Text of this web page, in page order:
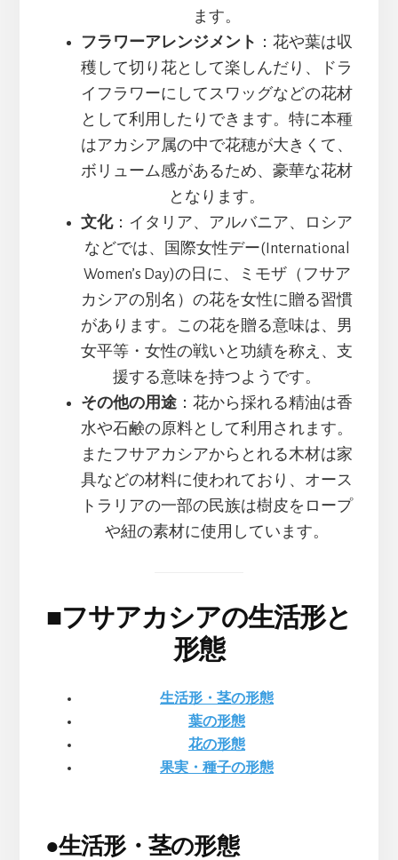
ます。
フラワーアレンジメント
：花や葉は収
穫して切り花として楽しんだり、ドラ
イフラワーにしてスワッグなどの花材
として利用したりできます。特に本種
はアカシア属の中で花穂が大きくて、
ボリューム感があるため、豪華な花材
となります。
文化：イタリア、アルバニア、ロシア
などでは、国際女性デー(International
Women’s Day)の日に、ミモザ（フサア
カシアの別名）の花を女性に贈る習慣
があります。この花を贈る意味は、男
女平等・女性の戦いと功績を称え、支
援する意味を持つようです。
その他の用途 ：花から採れる精油は香
水や石鹸の原料として利用されます。
またフサアカシアからとれる木材は家
具などの材料に使われており、オース
トラリアの一部の民族は樹皮をロープ
や紐の素材に使用しています。
■フサアカシアの生活形と
形態
生活形・茎の形態
葉の形態
花の形態
果実・種子の形態
●生活形・茎の形態